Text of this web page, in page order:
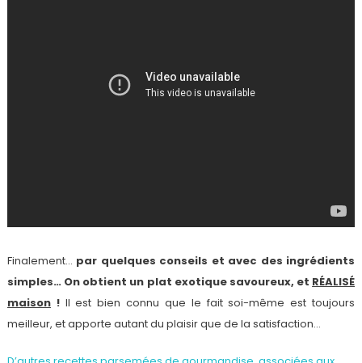
Finalement… par quelques conseils et avec des ingrédients
simples… On obtient un plat exotique savoureux, et RÉALISÉ
maison!Il est bien connu que le fait soi-même est toujours
meilleur, et apporte autant du plaisir que de la satisfaction…